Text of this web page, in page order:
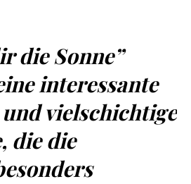
die Sonne”
interessante
vielschichtige
die die